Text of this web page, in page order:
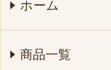
ホーム
商品一覧